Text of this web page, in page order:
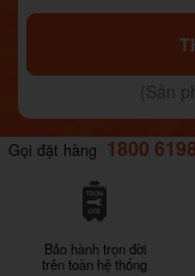
(Sản
Gọi đặt hàng 1800 6198
Bảo hành trọn đời
trên toàn hệ thống